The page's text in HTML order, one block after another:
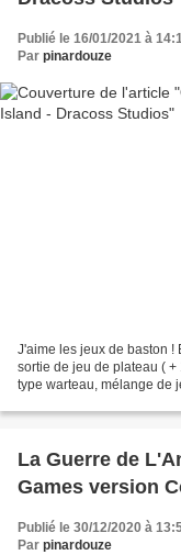
Publié le 16/01/2021 à
Par pinardouze
J'aime les jeux de baston !
sortie de jeu de plateau (
type warteau, mélange de
La Guerre de
Games version
Publié le 30/12/2020 à
Par pinardouze